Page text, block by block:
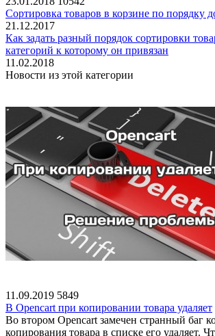
Сортировка товаров в корзине по порядку
21.12.2017
Как задать разный порядок сортировки
категорий к которому он привязан
11.02.2018
Новости из этой категории
11.09.2019 5849
В Opencart при копировании товара удаляет
Во втором Opencart замечен странный баг
копирования товара в списке его удаляет.